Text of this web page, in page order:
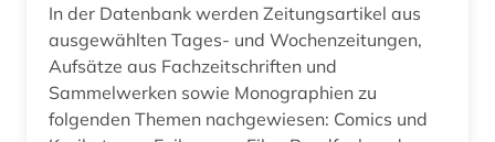
In der Datenbank werden Zeitungsartikel aus
ausgewählten Tages- und Wochenzeitungen,
Aufsätze aus Fachzeitschriften und
Sammelwerken sowie Monographien zu
folgenden Themen nachgewiesen: Comics und